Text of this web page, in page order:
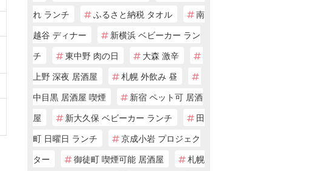
れ ランチ
ふるさと納税 タオル
南
越谷 ディナー
新横浜 ベビーカー ラン
チ
東中野 肉の日
大森 激辛
上野 深夜 居酒屋
札幌 外飲み 昼
中目黒 居酒屋 喫煙
新宿 ペット可 居酒
屋
新大久保 ベビーカー ランチ
田
町 日曜日 ランチ
京成小岩 プロジェク
ター
御徒町 喫煙可能 居酒屋
札幌